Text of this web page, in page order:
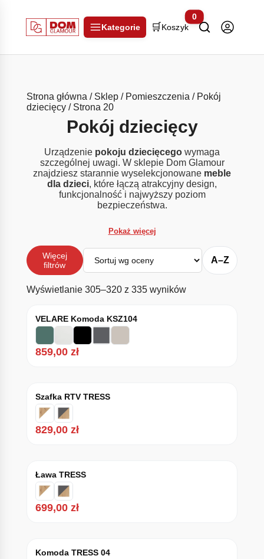
Kategorie 🛒 Koszyk
0
Strona główna / Sklep/ Pomieszczenia / Pokój
dziecięcy/ Strona 20
Pokój dziecięcy
Urządzenie pokoju dziecięcego wymaga
szczególnej uwagi. W sklepie Dom Glamour
znajdziesz starannie wyselekcjonowane meble
dla dzieci, które łączą atrakcyjny design,
funkcjonalność i najwyższy poziom
bezpieczeństwa.
Pokaż więcej
Więcej
filtrów
Sortuj
A–Z
Wyświetlanie 305–320 z 335 wynikówPosortowane
VELARE Komoda KSZ104
859,00 zł
Szafka RTV TRESS
829,00 zł
Ława TRESS
699,00 zł
Komoda TRESS 04